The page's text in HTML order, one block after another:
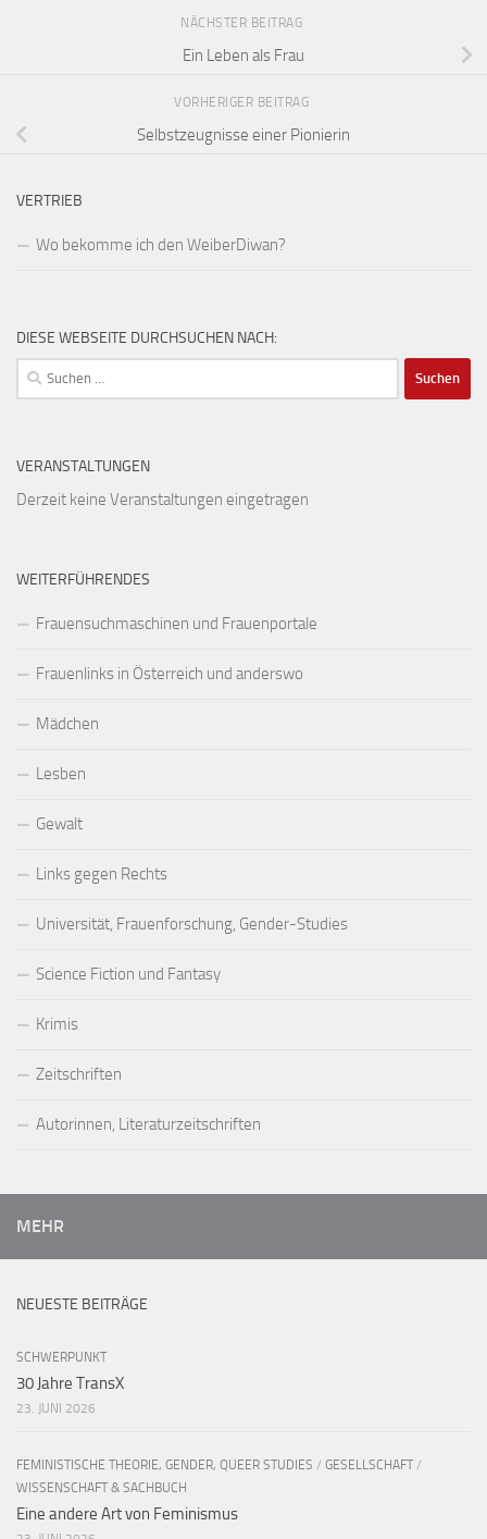
NÄCHSTER BEITRAG
Ein Leben als Frau
VORHERIGER BEITRAG
Selbstzeugnisse einer Pionierin
VERTRIEB
Wo bekomme ich den WeiberDiwan?
DIESE WEBSEITE DURCHSUCHEN NACH:
Suchen
nach:
VERANSTALTUNGEN
Derzeit keine Veranstaltungen eingetragen
WEITERFÜHRENDES
Frauensuchmaschinen und Frauenportale
Frauenlinks in Österreich und anderswo
Mädchen
Lesben
Gewalt
Links gegen Rechts
Universität, Frauenforschung, Gender-Studies
Science Fiction und Fantasy
Krimis
Zeitschriften
Autorinnen, Literaturzeitschriften
MEHR
NEUESTE BEITRÄGE
SCHWERPUNKT
30 Jahre TransX
23. JUNI 2026
FEMINISTISCHE THEORIE, GENDER, QUEER STUDIES / GESELLSCHAFT /
WISSENSCHAFT & SACHBUCH
Eine andere Art von Feminismus